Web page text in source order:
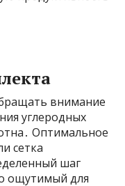
внимание
углеродных
Оптимальное
сетка
шаг
ощутимый для